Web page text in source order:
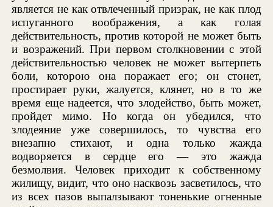
является не как отвлеченный призрак, не как плод
испуганного воображения, а как голая
действительность, против которой не может быть
и возражений. При первом столкновении с этой
действительностью человек не может вытерпеть
боли, которою она поражает его; он стонет,
простирает руки, жалуется, клянет, но в то же
время еще надеется, что злодейство, быть может,
пройдет мимо. Но когда он убедился, что
злодеяние уже совершилось, то чувства его
внезапно стихают, и одна только жажда
водворяется в сердце его — это жажда
безмолвия. Человек приходит к собственному
жилищу, видит, что оно насквозь засветилось, что
из всех пазов выпалзывают тоненькие огненные